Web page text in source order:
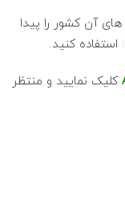
اگر قصد دارید IP یک کشور خاص را بلاک کنید فقط کافی است IP های آن کشور را پیدا
استفاده کنید.
کلیک نمایید و منتظر